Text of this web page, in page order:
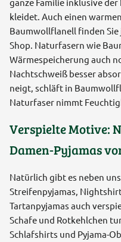
kleidet. Auch einen
Baumwollflanell finden
Shop. Naturfasern wie
Wärmespeicherung auch
Nachtschweiß besser
neigt, schläft in
Naturfaser nimmt
Verspielte Motive:
Damen-Pyjamas
Natürlich gibt es neben
Streifenpyjamas,
Tartanpyjamas auch
Schafe und Rotkehlchen
Schlafshirts und Pyjama-